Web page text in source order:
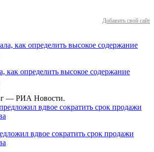
Добавить свой сайт
как определить высокое содержание
— РИА Новости.
вдвое сократить срок продажи